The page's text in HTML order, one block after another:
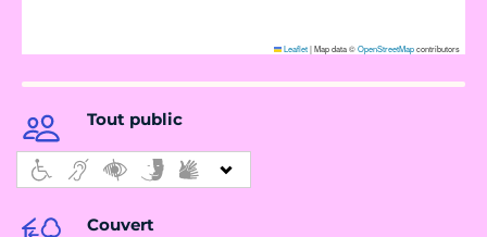
Leaflet|Map data ©OpenStreetMapcontributors
Tout public
Couvert